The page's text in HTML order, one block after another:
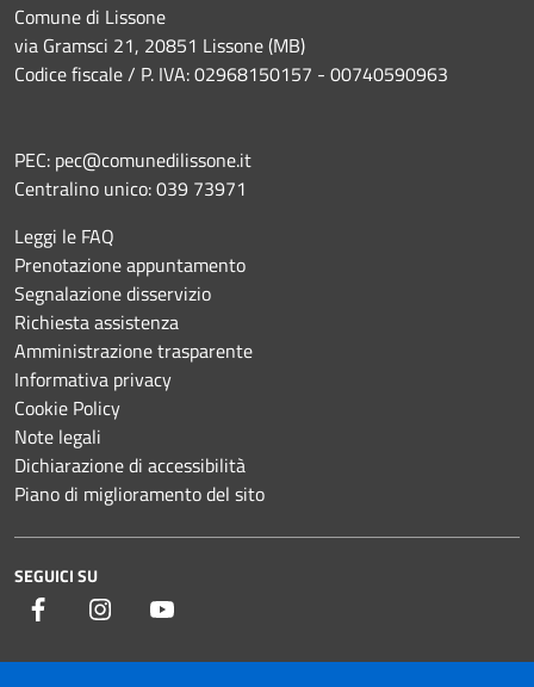
Comune di Lissone
via Gramsci 21, 20851 Lissone (MB)
Codice fiscale / P. IVA: 02968150157 - 00740590963
PEC: pec@comunedilissone.it
Centralino unico:039 73971
Leggi le FAQ
Prenotazione appuntamento
Segnalazione disservizio
Richiesta assistenza
Amministrazione trasparente
Informativa privacy
Cookie Policy
Note legali
Dichiarazione di accessibilità
Piano di miglioramento del sito
SEGUICI SU
Facebook Instagram